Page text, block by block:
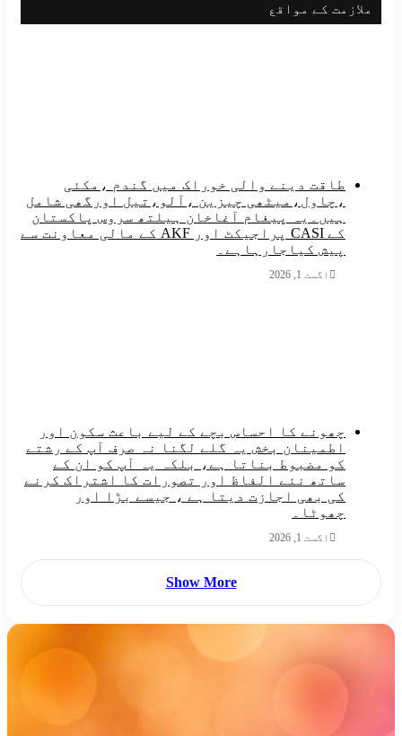
کے مواقع
طاقت دینے والی خوراک میں گندم ،مکئی
،چاول،میٹھی چیزین ،آلو،تیل اورگھی شامل
ہیں۔یہ پیغام آغاخان ہیلتھ سروس پاکستان
کے CASI پراجیکٹ اور AKF کے مالی معاونت سے
پیش کیاجارہاہے۔
چھونے کا احساس بچے کے لیے باعث سکون اور
اطمینان بخش یہ گلے لگنا نہ صرف آپ کے رشتے
کو مضبوط بناتا ہے، بلکہ یہ آپ کو ان کے
ساتھ نئے الفاظ اور تصورات کا اشتراک کرنے
کی بھی اجازت دیتا ہے ، جیسے بڑا اور
چھوٹا۔
Show More